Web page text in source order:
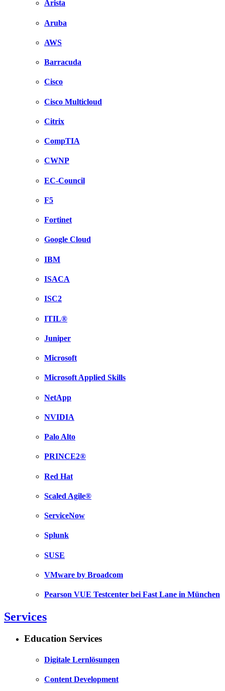
Arista
Aruba
AWS
Barracuda
Cisco
Cisco Multicloud
Citrix
CompTIA
CWNP
EC-Council
F5
Fortinet
Google Cloud
IBM
ISACA
ISC2
ITIL®
Juniper
Microsoft
Microsoft Applied Skills
NetApp
NVIDIA
Palo Alto
PRINCE2®
Red Hat
Scaled Agile®
ServiceNow
Splunk
SUSE
VMware by Broadcom
Pearson VUE Testcenter bei Fast Lane in München
Services
Education Services
Digitale Lernlösungen
Content Development